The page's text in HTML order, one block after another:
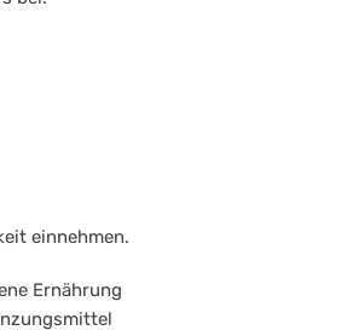
einnehmen.
Ernährung